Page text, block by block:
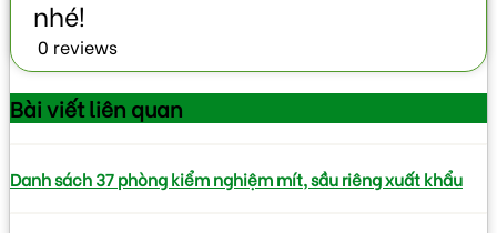
0 reviews
Bài viếtliên quan
Danh sách 37 phòng kiểm nghiệm mít, sầu riêng xuất khẩu